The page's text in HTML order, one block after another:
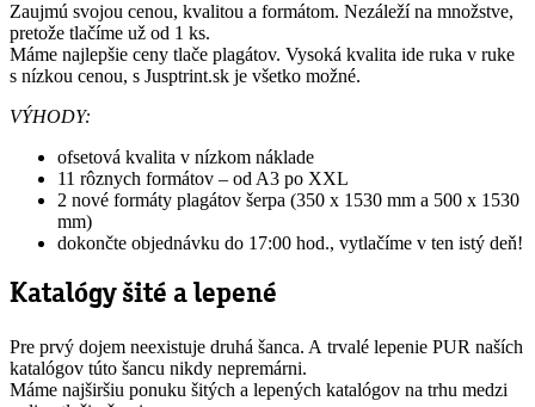
Zaujmú svojou cenou, kvalitou a formátom. Nezáleží na množstve,
pretože tlačíme už od 1 ks.
Máme najlepšie ceny tlače plagátov. Vysoká kvalita ide ruka v ruke
s nízkou cenou, s Jusptrint.sk je všetko možné.
VÝHODY:
ofsetová kvalita v nízkom náklade
11 rôznych formátov – od A3 po XXL
2 nové formáty plagátov šerpa (350 x 1530 mm a 500 x 1530
mm)
dokončte objednávku do 17:00 hod., vytlačíme v ten istý deň!
Katalógy šité a lepené
Pre prvý dojem neexistuje druhá šanca. A trvalé lepenie PUR naších
katalógov túto šancu nikdy nepremárni.
Máme najširšiu ponuku šitých a lepených katalógov na trhu medzi